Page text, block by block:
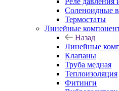
Соленоидные
Термостаты
Линейные
Назад
Линейные
Клапаны
Труба медная
Теплоизоляция
Фитинги